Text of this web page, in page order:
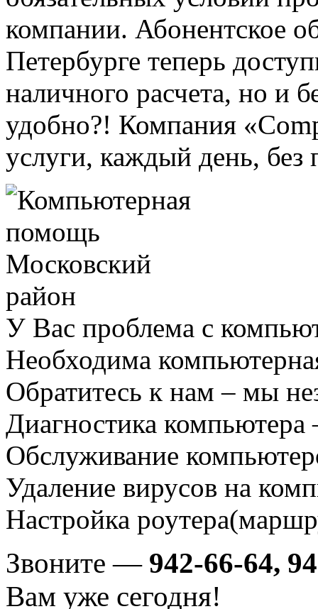
компании. Абонентское
Петербурге теперь
наличного расчета, но и
удобно?! Компания
услуги, каждый день,
У Вас проблема с
Необходима
Обратитесь к нам – мы
Диагностика
Обслуживание
Удаление вирусов на
Настройка
Звоните — 942-66-64,
Вам уже сегодня!